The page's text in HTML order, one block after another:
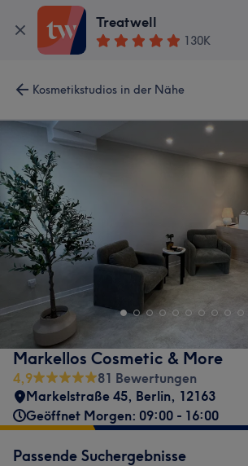
Treatwell
130K
Kosmetikstudios in der Nähe
Markellos Cosmetic & More
4,9
81 Bewertungen
Markelstraße 45, Berlin, 12163
Geöffnet Morgen: 09:00 - 16:00
Passende Suchergebnisse